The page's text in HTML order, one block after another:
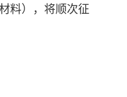
料），将顺次征